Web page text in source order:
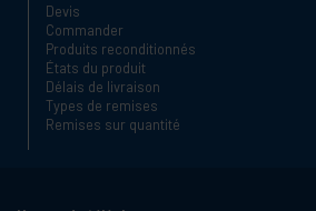
Devis
Commander
Produits reconditionnés
États du produit
Délais de livraison
Types de remises
Remises sur quantité